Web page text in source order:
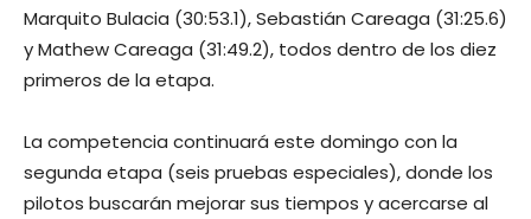
Marquito Bulacia (30:53.1), Sebastián Careaga (31:25.6)
y Mathew Careaga (31:49.2), todos dentro de los diez
primeros de la etapa.
La competencia continuará este domingo con la
segunda etapa (seis pruebas especiales), donde los
pilotos buscarán mejorar sus tiempos y acercarse al